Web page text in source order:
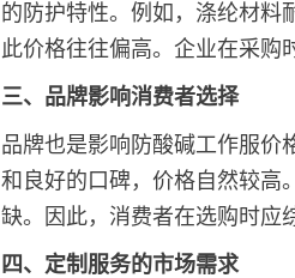
的防护特性。例如，涤纶材料
此价格往往偏高。企业在采购
三、品牌影响消费者选择
品牌也是影响防酸碱工作服价
和良好的口碑，价格自然较高
缺。因此，消费者在选购时应
四、定制服务的市场需求